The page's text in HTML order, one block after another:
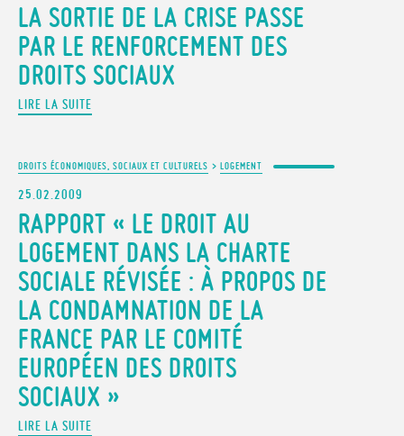
LA SORTIE DE LA CRISE PASSE
PAR LE RENFORCEMENT DES
DROITS SOCIAUX
LIRE LA SUITE
DROITS ÉCONOMIQUES, SOCIAUX ET CULTURELS > LOGEMENT
25.02.2009
RAPPORT « LE DROIT AU
LOGEMENT DANS LA CHARTE
SOCIALE RÉVISÉE : À PROPOS DE
LA CONDAMNATION DE LA
FRANCE PAR LE COMITÉ
EUROPÉEN DES DROITS
SOCIAUX »
LIRE LA SUITE